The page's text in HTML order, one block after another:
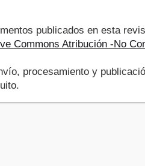
publicados en esta
Commons Atribución -No
procesamiento y